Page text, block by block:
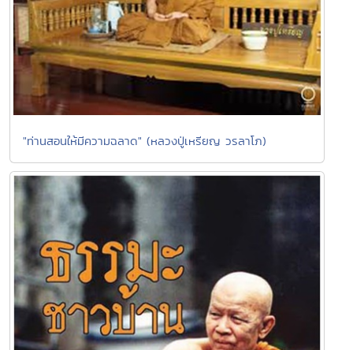
"ท่านสอนให้มีความฉลาด" (หลวงปู่เหรียญ วรลาโภ)